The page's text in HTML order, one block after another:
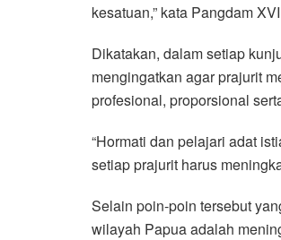
kesatuan,” kata Pangdam
Dikatakan, dalam setiap
mengingatkan agar prajurit
profesional, proporsional
“Hormati dan pelajari adat
setiap prajurit harus
Selain poin-poin tersebut
wilayah Papua adalah